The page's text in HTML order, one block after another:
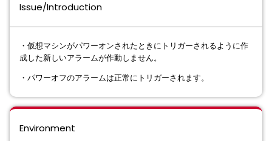
Issue/Introduction
・仮想マシンがパワーオンされたときにトリガーされるように作
成した新しいアラームが作動しません。
・パワーオフのアラームは正常にトリガーされます。
Environment